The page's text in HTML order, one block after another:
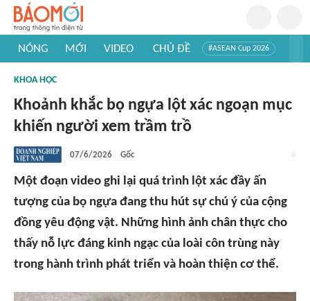
NÓNG MỚI VIDEO CHỦ ĐỀ #ASEAN Cup 2026
#Khám phá thế giới
KHOA HỌC
Khoảnh khắc bọ ngựa lột xác ngoạn mục
khiến người xem trầm trồ
07/6/2026 Gốc
Một đoạn video ghi lại quá trình lột xác đầy ấn
tượng của bọ ngựa đang thu hút sự chú ý của cộng
đồng yêu động vật. Những hình ảnh chân thực cho
thấy nỗ lực đáng kinh ngạc của loài côn trùng này
trong hành trình phát triển và hoàn thiện cơ thể.